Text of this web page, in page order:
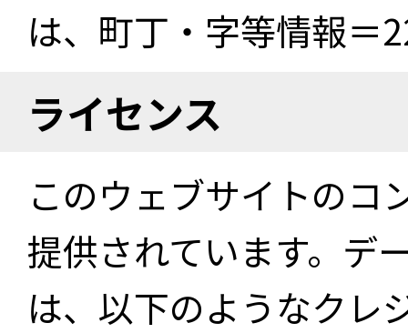
は、町丁・字等情報＝
ライセンス
このウェブサイトのコ
提供されています。デ
は、以下のようなクレ